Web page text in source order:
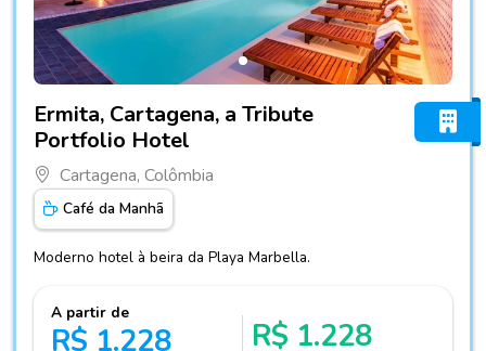
Fotos do hotel Ermita, Cartagena, a Tribute Portfolio Hotel
Ermita, Cartagena, a Tribute
Portfolio Hotel
Cartagena, Colômbia
Café da Manhã
Moderno hotel à beira da Playa Marbella.
A partir de
R$ 1.228 R$ 1.228